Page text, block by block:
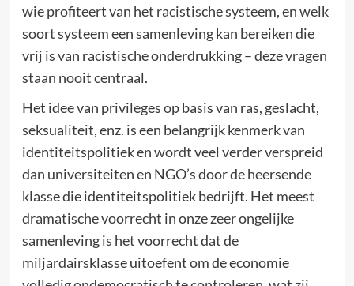
wie profiteert van het racistische systeem, en welk
soort systeem een samenleving kan bereiken die
vrij is van racistische onderdrukking – deze vragen
staan nooit centraal.
Het idee van privileges op basis van ras, geslacht,
seksualiteit, enz. is een belangrijk kenmerk van
identiteitspolitiek en wordt veel verder verspreid
dan universiteiten en NGO’s door de heersende
klasse die identiteitspolitiek bedrijft. Het meest
dramatische voorrecht in onze zeer ongelijke
samenleving is het voorrecht dat de
miljardairsklasse uitoefent om de economie